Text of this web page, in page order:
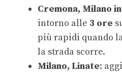
Cremona, Milano
intorno alle 3 ore
più rapidi quando
la strada scorre.
Milano, Linate: